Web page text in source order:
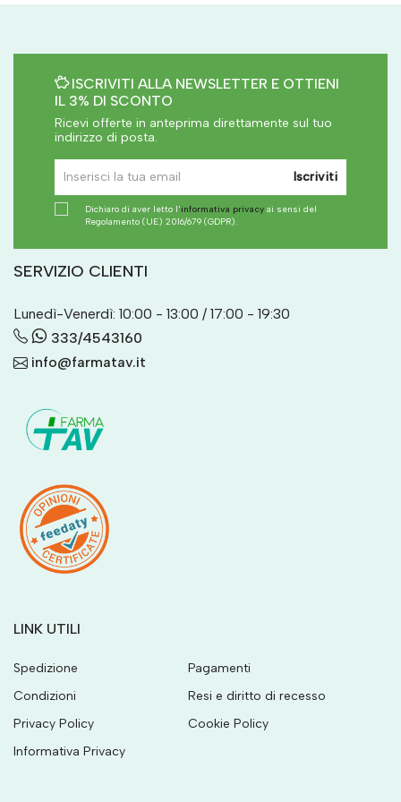
ISCRIVITI ALLA NEWSLETTER E OTTIENI
IL 3% DI SCONTO
Ricevi offerte in anteprima direttamente sul tuo
indirizzo di posta.
Iscriviti
Dichiaro di aver letto l'informativa privacy ai sensi del
Regolamento (UE) 2016/679 (GDPR).
SERVIZIO CLIENTI
Lunedì-Venerdì: 10:00 - 13:00 / 17:00 - 19:30
333/4543160
info@farmatav.it
LINK UTILI
Spedizione
Pagamenti
Condizioni
Resi e diritto di recesso
Privacy Policy
Cookie Policy
Informativa Privacy